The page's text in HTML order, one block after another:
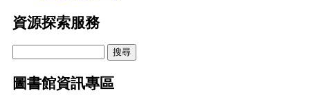
資源探索服務
圖書館資訊專區